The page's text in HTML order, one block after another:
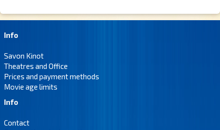
Info
Savon Kinot
Theatres and Office
Prices and payment methods
Movie age limits
Info
Contact